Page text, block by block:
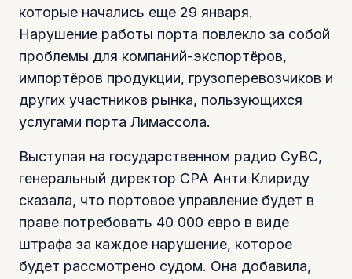
которые начались еще 29 января.
Нарушение работы порта повлекло за собой
проблемы для компаний-экспортёров,
импортёров продукции, грузоперевозчиков и
других участников рынка, пользующихся
услугами порта Лимассола.
Выступая на государственном радио CyBC,
генеральный директор CPA Анти Клириду
сказала, что портовое управление будет в
праве потребовать 40 000 евро в виде
штрафа за каждое нарушение, которое
будет рассмотрено судом. Она добавила,